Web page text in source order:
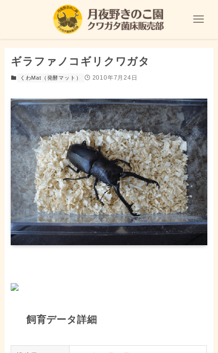
ギラファノコギリクワガタ
くわMat（発酵マット） 2010年7月24日
飼育データ詳細